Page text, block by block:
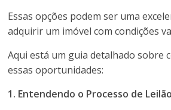
Essas opções podem ser uma
adquirir um imóvel com condições
Aqui está um guia detalhado sobre
essas oportunidades:
1. Entendendo o Processo de